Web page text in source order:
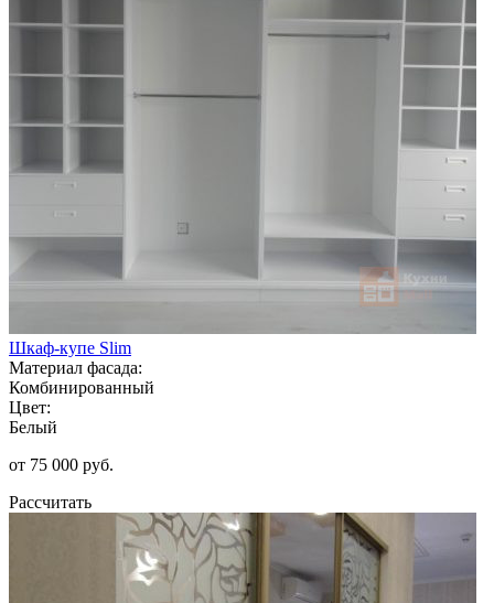
Шкаф-купе Slim
Материал фасада:
Комбинированный
Цвет:
Белый
от 75 000 руб.
Рассчитать